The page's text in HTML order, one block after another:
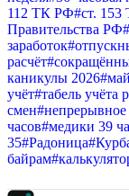
112 ТК РФ#ст.
Правительства РФ#
заработок#
расчёт#
каникулы 2026#
учёт#табель учёта
смен#непрерывное
часов#медики 39
35#Радоница#
байрам#